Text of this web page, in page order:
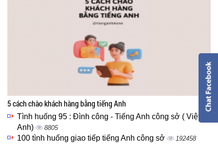
5 cách chào khách hàng bằng tiếng Anh
Tình huống 95 : Đình công - Tiếng Anh công sở ( Việt -
Anh)
8805
100 tình huống giao tiếp tiếng Anh công sở 192458